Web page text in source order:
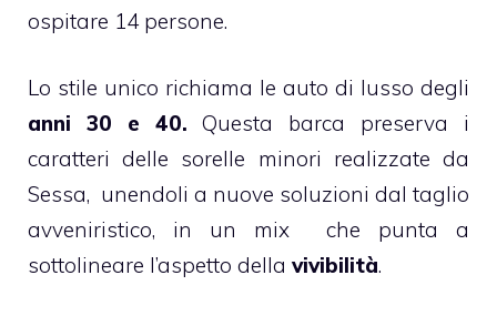
ospitare 14 persone.
Lo stile unico richiama le auto di lusso degli
anni 30 e 40. Questa barca preserva i
caratteri delle sorelle minori realizzate da
Sessa, unendoli a nuove soluzioni dal taglio
avveniristico, in un mix che punta a
sottolineare l’aspetto della vivibilità.